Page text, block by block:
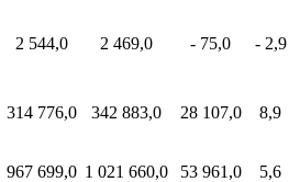
2 544,0 2 469,0 - 75,0 - 2,9
314 776,0 342 883,0 28 107,0 8,9
967 699,0 1 021 660,0 53 961,0 5,6